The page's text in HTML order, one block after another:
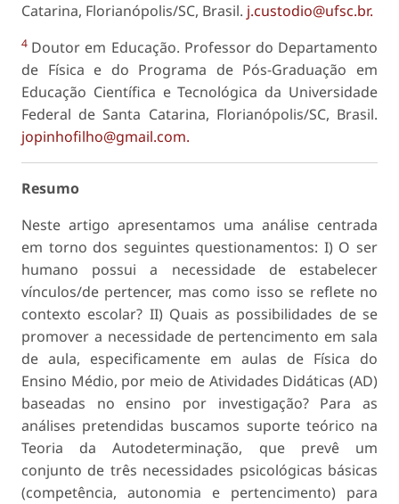
Catarina, Florianópolis/SC, Brasil. j.custodio@ufsc.br.
4 Doutor em Educação. Professor do Departamento
de Física e do Programa de Pós-Graduação em
Educação Científica e Tecnológica da Universidade
Federal de Santa Catarina, Florianópolis/SC, Brasil.
jopinhofilho@gmail.com.
Resumo
Neste artigo apresentamos uma análise centrada
em torno dos seguintes questionamentos: I) O ser
humano possui a necessidade de estabelecer
vínculos/de pertencer, mas como isso se reflete no
contexto escolar? II) Quais as possibilidades de se
promover a necessidade de pertencimento em sala
de aula, especificamente em aulas de Física do
Ensino Médio, por meio de Atividades Didáticas (AD)
baseadas no ensino por investigação? Para as
análises pretendidas buscamos suporte teórico na
Teoria da Autodeterminação, que prevê um
conjunto de três necessidades psicológicas básicas
(competência, autonomia e pertencimento) para